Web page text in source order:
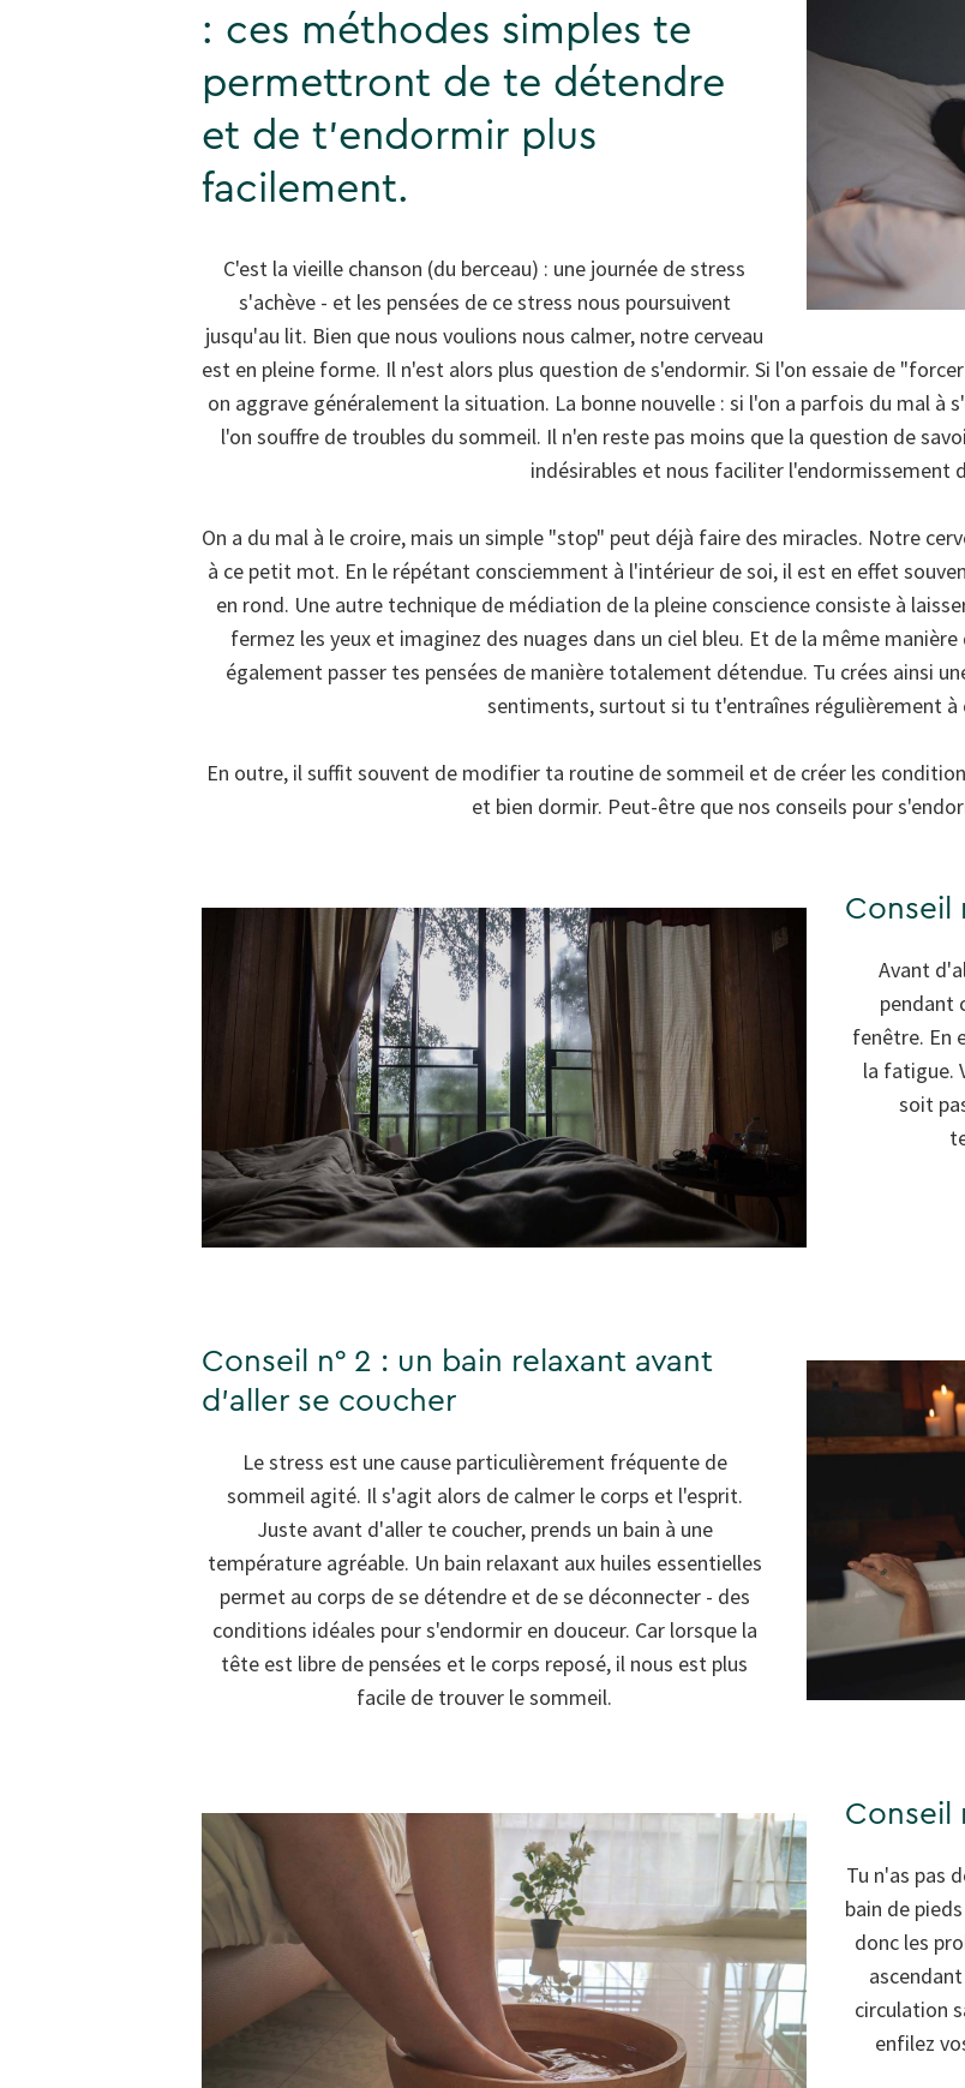
: ces méthodes simples te
permettront de te détendre
et de t'endormir plus
facilement.
C'est la vieille chanson (du berceau) : une journée de stress
s'achève - et les pensées de ce stress nous poursuivent
jusqu'au lit. Bien que nous voulions nous calmer, notre cerveau
est en pleine forme. Il n'est alors plus question de s'endormir. Si l'on essaie de
on aggrave généralement la situation. La bonne nouvelle : si l'on a parfois du mal à
l'on souffre de troubles du sommeil. Il n'en reste pas moins que la question de
indésirables et nous faciliter l'endormissement
On a du mal à le croire, mais un simple "stop" peut déjà faire des miracles. Notre
à ce petit mot. En le répétant consciemment à l'intérieur de soi, il est en effet
en rond. Une autre technique de médiation de la pleine conscience consiste à
fermez les yeux et imaginez des nuages dans un ciel bleu. Et de la même
également passer tes pensées de manière totalement détendue. Tu crées ainsi
sentiments, surtout si tu t'entraînes régulièrement à
En outre, il suffit souvent de modifier ta routine de sommeil et de créer les
et bien dormir. Peut-être que nos conseils pour
Conseil
Avant
pendant
fenêtre. En
la fatigue.
soit
Conseil n° 2 : un bain relaxant avant
d'aller se coucher
Le stress est une cause particulièrement fréquente de
sommeil agité. Il s'agit alors de calmer le corps et l'esprit.
Juste avant d'aller te coucher, prends un bain à une
température agréable. Un bain relaxant aux huiles essentielles
permet au corps de se détendre et de se déconnecter - des
conditions idéales pour s'endormir en douceur. Car lorsque la
tête est libre de pensées et le corps reposé, il nous est plus
facile de trouver le sommeil.
Conseil
Tu n'as pas
bain de
donc les
circulation
enfilez